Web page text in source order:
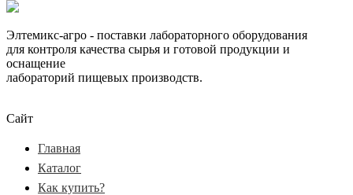
Элтемикс-агро - поставки лабораторного оборудования
для контроля качества сырья и готовой продукции и
оснащение
лабораторий пищевых производств.
Сайт
Главная
Каталог
Как купить?